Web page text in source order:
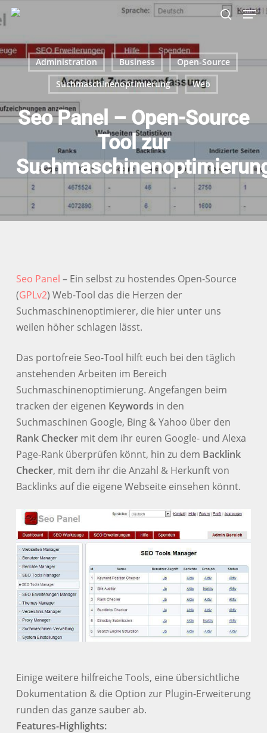
Skip
to
contentAdministration Business
Open-Source
Suchmaschinenoptimierung
Web
Seo Panel – Open-Source
Tool zur
Seo Panel – Ein selbst zu hostendes Open-Source
(GPLv2) Web-Tool das die Herzen der
Suchmaschinenoptimierer, die hier unter uns
weilen höher schlagen lässt.
Das portofreie Seo-Tool hilft euch bei den täglich
anstehenden Arbeiten im Bereich
Suchmaschinenoptimierung. Angefangen beim
tracken der eigenen Keywords in den
Suchmaschinen Google, Bing & Yahoo über den
Rank Checkermit dem ihr euren Google- und Alexa
Page-Rank überprüfen könnt, hin zu dem Backlink
Checker, mit dem ihr die Anzahl & Herkunft von
Backlinks auf die eigene Webseite einsehen könnt.
Einige weitere hilfreiche Tools, eine übersichtliche
Dokumentation & die Option zur Plugin-Erweiterung
runden das ganze sauber ab.
Features-Highlights:
Menu